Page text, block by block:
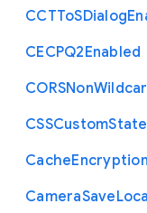
CCTToSDialog
CECPQ2Enabled
CORSNon
CSSCustomState
CacheEncryption
CameraSave